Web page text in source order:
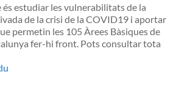
és estudiar les vulnerabilitats de la
de la crisi de la COVID19 i aportar
permetin les 105 Àrees Bàsiques de
fer-hi front. Pots consultar tota